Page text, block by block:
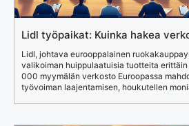
Lidl työpaikat: Kuinka hakea
Lidl, johtava eurooppalainen
valikoiman huippulaatuisia tuotteita
000 myymälän verkosto Euroopassa
työvoiman laajentamisen, houkutellen